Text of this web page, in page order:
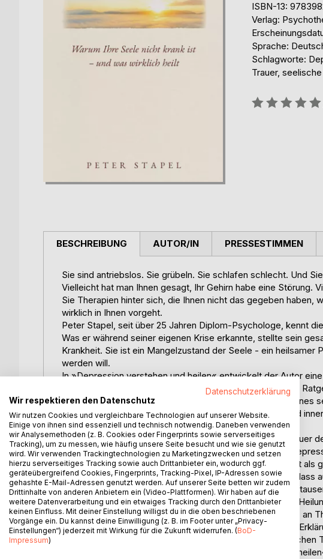
ISBN-13:
Verlag:
Sprache:
Schlagworte:
Trauer,
Bewertung::
BESCHREIBUNG
Sie sind antriebslos. Sie grübeln. Sie schlafen schlecht. Und
Vielleicht hat man Ihnen gesagt, Ihr Gehirn habe eine Störung.
Sie Therapien hinter sich, die Ihnen nicht das gegeben haben,
wirklich in Ihnen vorgeht.
Peter Stapel, seit über 25 Jahren Diplom-Psychologe, kennt
Was er während seiner eigenen Krise erkannte, stellte sein
Krankheit. Sie ist ein Mangelzustand der Seele - ein heilsamer
werden will.
In »Depression verstehen und heilen« entwickelt der Autor
therapeutischer Praxis gewachsen ist. Anders als gängige
bekämpfen sind, sondern von natürlichen Bestandteilen eines
Weg geht. Antriebslosigkeit, Grübeln, Schlafstörungen und
Systems, sondern Teil der Heilung.
Im Zentrum des Buches steht die Erkenntnis, dass die Trauer
Heilungsaktivitäten ist - und damit auch der Heilung der
Innehalten, das Abschiednehmen, das Sich-Sammeln - gilt als
Bewegung dagegen ungebeten und ohne erkennbaren
der Mechanismus derselbe ist, dass alle Kulturen seit
was die moderne Psychiatrie so oft verhindert: die innere
Das Buch richtet sich an Betroffene und ihre Angehörigen, an
Perspektiven suchen, sowie an alle, die mit den gängigen
Mit Fallbeispielen aus der Praxis, einem warmen,
Personen und Werken bietet »Depression verstehen und
AUTOR/IN PRESSESTIMMEN
Datenschutzerklärung
Wir respektieren den Datenschutz
Wir nutzen Cookies und vergleichbare Technologien auf unserer Website.
Einige von ihnen sind essenziell und technisch notwendig. Daneben verwenden
wir Analysemethoden (z. B. Cookies oder Fingerprints sowie serverseitiges
Tracking), um zu messen, wie häufig unsere Seite besucht und wie sie genutzt
wird. Wir verwenden Trackingtechnologien zu Marketingzwecken und setzen
hierzu serverseitiges Tracking sowie auch Drittanbieter ein, wodurch ggf.
geräteübergreifend Cookies, Fingerprints, Tracking-Pixel, IP-Adressen sowie
gehashte E-Mail-Adressen genutzt werden. Auf unserer Seite betten wir zudem
Drittinhalte von anderen Anbietern ein (Video-Plattformen). Wir haben auf die
weitere Datenverarbeitung und ein etwaiges Tracking durch den Drittanbieter
keinen Einfluss. Mit deiner Einstellung willigst du in die oben beschriebenen
Vorgänge ein. Du kannst deine Einwilligung (z. B. im Footer unter „Privacy-
Einstellungen“) jederzeit mit Wirkung für die Zukunft widerrufen. (BoD-
Impressum)